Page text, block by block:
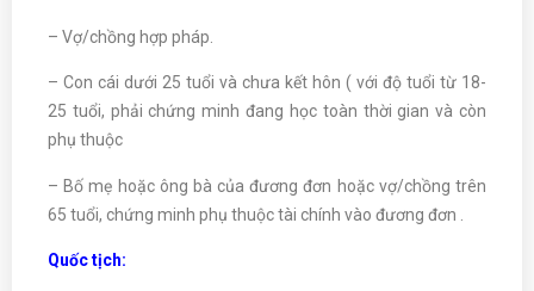
– Vợ/chồng hợp pháp.
– Con cái dưới 25 tuổi và chưa kết hôn ( với độ tuổi từ 18-
25 tuổi, phải chứng minh đang học toàn thời gian và còn
phụ thuộc
– Bố mẹ hoặc ông bà của đương đơn hoặc vợ/chồng trên
65 tuổi, chứng minh phụ thuộc tài chính vào đương đơn .
Quốc tịch: